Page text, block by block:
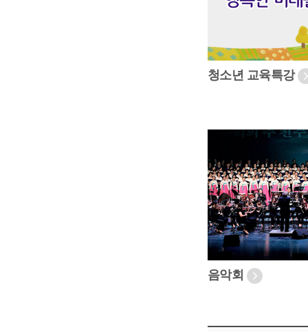
청소년 교육특강
음악회